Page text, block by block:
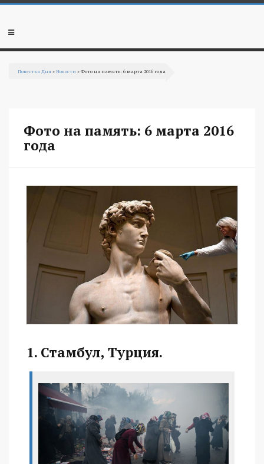
Перейти к основному содержанию
Мобильное
Повестка Дня »Новости » Фото на память: 6 марта 2016 года
Фото на память: 6 марта 2016
года
1. Стамбул, Турция.